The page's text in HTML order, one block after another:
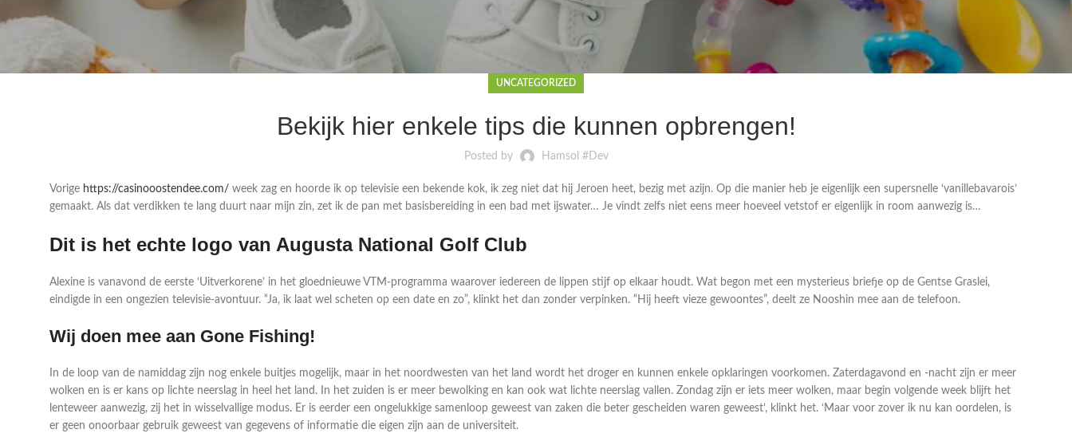
UNCATEGORIZED
Bekijk hier enkele tips die kunnen opbrengen!
Posted by Hamsol #Dev
Vorige https://casinooostendee.com/ week zag en hoorde ik op televisie een bekende kok, ik zeg niet dat hij Jeroen heet, bezig met azijn. Op die manier heb je eigenlijk een supersnelle ‘vanillebavarois’
gemaakt. Als dat verdikken te lang duurt naar mijn zin, zet ik de pan met basisbereiding in een bad met ijswater… Je vindt zelfs niet eens meer hoeveel vetstof er eigenlijk in room aanwezig is…
Dit is het echte logo van Augusta National Golf Club
Alexine is vanavond de eerste ‘Uitverkorene’ in het gloednieuwe VTM-programma waarover iedereen de lippen stijf op elkaar houdt. Wat begon met een mysterieus briefje op de Gentse Graslei,
eindigde in een ongezien televisie-avontuur. “Ja, ik laat wel scheten op een date en zo”, klinkt het dan zonder verpinken. “Hij heeft vieze gewoontes”, deelt ze Nooshin mee aan de telefoon.
Wij doen mee aan Gone Fishing!
In de loop van de namiddag zijn nog enkele buitjes mogelijk, maar in het noordwesten van het land wordt het droger en kunnen enkele opklaringen voorkomen. Zaterdagavond en -nacht zijn er meer
wolken en is er kans op lichte neerslag in heel het land. In het zuiden is er meer bewolking en kan ook wat lichte neerslag vallen. Zondag zijn er iets meer wolken, maar begin volgende week blijft het
lenteweer aanwezig, zij het in wisselvallige modus. Er is eerder een ongelukkige samenloop geweest van zaken die beter gescheiden waren geweest’, klinkt het. ‘Maar voor zover ik nu kan oordelen, is
er geen onoorbaar gebruik geweest van gegevens of informatie die eigen zijn aan de universiteit.